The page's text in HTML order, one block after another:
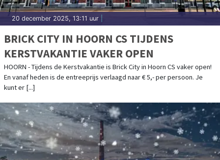
20 december 2025, 13:11 uur
BRICK CITY IN HOORN CS TIJDENS
KERSTVAKANTIE VAKER OPEN
HOORN - Tijdens de Kerstvakantie is Brick City in Hoorn CS vaker open!
En vanaf heden is de entreeprijs verlaagd naar € 5,- per persoon. Je
kunt er [...]